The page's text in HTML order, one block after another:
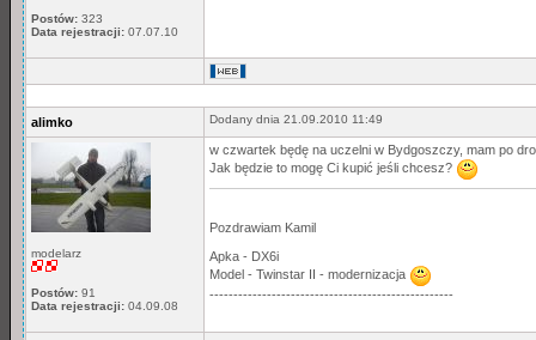
Postów: 323
Data rejestracji: 07.07.10
alimko Dodany dnia 21.09.2010 11:49
modelarz
Postów: 91
Data rejestracji: 04.09.08
w czwartek będę na uczelni w Bydgoszczy, mam po
Jak będzie to mogę Ci kupić jeśli chcesz?
Pozdrawiam Kamil
Apka - DX6i
Model - Twinstar II - modernizacja
---------------------------------------------------